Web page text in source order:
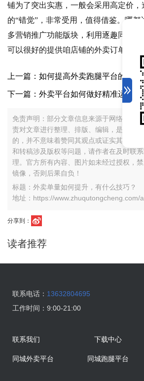
铺为了突出实惠，一般会采用高定价
的“错觉”，非常受用，值得借鉴。哪都
多营销推广功能版块，利用逐趣同城系
可以很好的提供咱店铺的外卖订单销量
上一篇：如何提高外卖跑腿平台的知名
下一篇：外卖平台如何做好精准运营？
免责声明：部分文章信息来源于网络以及
责对文章进行整理、排版、编辑，是出于传
的，并不意味着赞同其观点或证实其内容的
和转稿涉及版权等问题，请作者在及时联
理。官方所有内容、图片如未经过授权，禁
镜像，否则后果自负！
标题：外卖单量如何提升，有什么技巧？
地址：https://www.zhuqutongcheng.com/
分享到：
读者推荐
联系电话： 13632804695
工作时间： 9:00-21:00
联系我们 下载中心
同城外卖平台 同城跑腿平台